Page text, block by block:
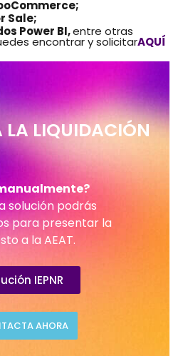
Sale;
Power BI,entre otras
encontrar y solicitarAQUÍ
LIQUIDACIÓN
solución podrás
para presentar la
a la AEAT.
IEPNR
AHORA